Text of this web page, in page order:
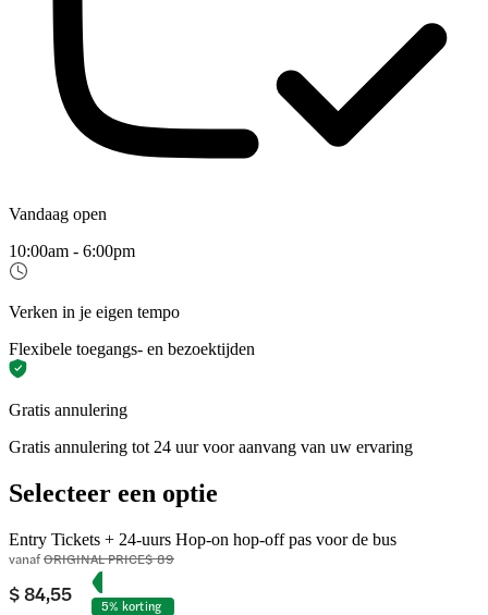
Vandaag open
10:00am - 6:00pm
Verken in je eigen tempo
Flexibele toegangs- en bezoektijden
Gratis annulering
Gratis annulering tot 24 uur voor aanvang van uw ervaring
Selecteer een optie
Entry Tickets + 24-uurs Hop-on hop-off pas voor de bus
vanafORIGINAL PRICE$ 89
$ 84,55
5% korting